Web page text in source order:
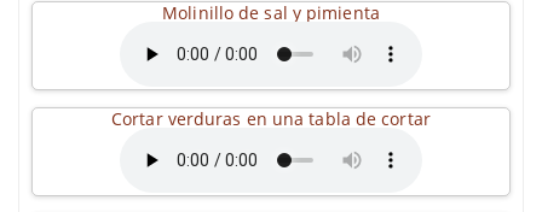
Molinillo de sal y pimienta
Cortar verduras en una tabla de cortar